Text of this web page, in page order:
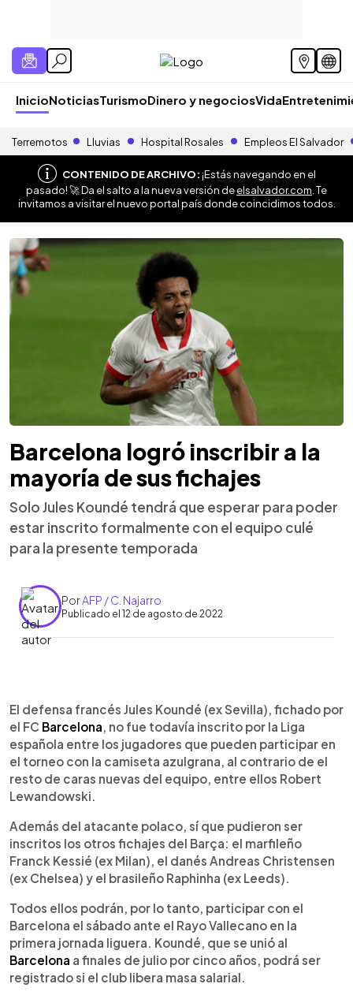
InicioNoticiasTurismoDinero y negociosVida
Terremotos Lluvias Hospital Rosales Empleos El Salvador
CONTENIDO DE ARCHIVO:¡Estás navegando en el
pasado! 🚀 Da el salto a la nueva versión deelsalvador.com . Te
invitamos a visitar el nuevo portal país donde coincidimos todos.
Barcelona logró inscribir a la
mayoría de sus fichajes
Solo Jules Koundé tendrá que esperar para poder
estar inscrito formalmente con el equipo culé
para la presente temporada
PorAFP / C. Najarro
Publicado el 12 de agosto de 2022
Escuchar artículo
El defensa francés Jules Koundé (ex Sevilla), fichado por
el FC Barcelona, no fue todavía inscrito por la Liga
española entre los jugadores que pueden participar en
el torneo con la camiseta azulgrana, al contrario de el
resto de caras nuevas del equipo, entre ellos Robert
Lewandowski.
Además del atacante polaco, sí que pudieron ser
inscritos los otros fichajes del Barça: el marfileño
Franck Kessié (ex Milan), el danés Andreas Christensen
(ex Chelsea) y el brasileño Raphinha (ex Leeds).
Todos ellos podrán, por lo tanto, participar con el
Barcelona el sábado ante el Rayo Vallecano en la
primera jornada liguera. Koundé, que se unió al
Barcelona a finales de julio por cinco años, podrá ser
registrado si el club libera masa salarial.